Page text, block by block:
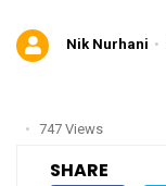
Nik Nurhani
747 Views
SHARE